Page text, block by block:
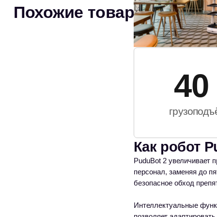
Основные возможности
Высокая производительность и
Большие лотки и высокая
Четыре режима доставки, включая
Интеллектуальная система Laser SLAM
Простая установка и настройка,
Экономия на затратах на персонал и